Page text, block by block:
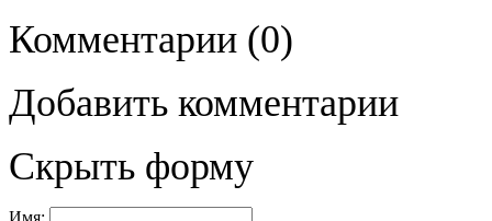
Комментарии (0)
Добавить комментарии
Скрыть форму